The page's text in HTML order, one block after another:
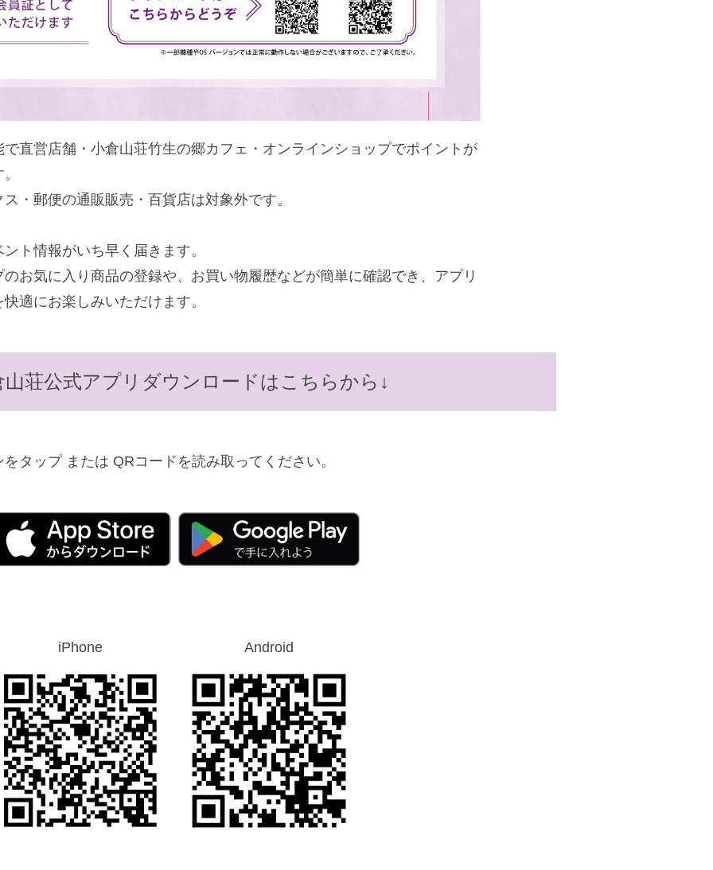
直営店舗・小倉山荘竹生の郷カフェ・オンラインショップでポイントが
・郵便の通販販売・百貨店は対象外です。
ト情報がいち早く届きます。
お気に入り商品の登録や、お買い物履歴などが簡単に確認でき、アプリ
適にお楽しみいただけます。
山荘公式アプリ ダウンロードはこちらから↓
タップ または QRコードを読み取ってください。
iPhone Android